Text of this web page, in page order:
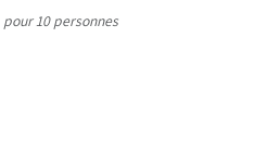
pour 10 personnes